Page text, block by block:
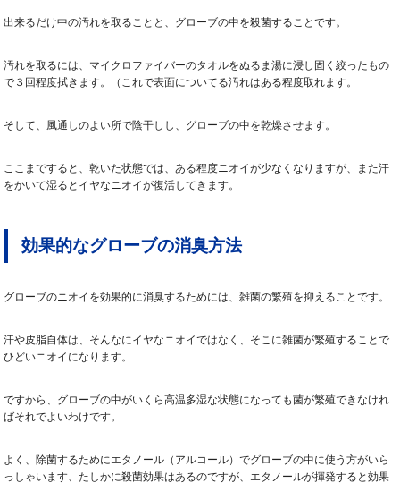
出来るだけ中の汚れを取ることと、グローブの中を殺菌することです。
汚れを取るには、マイクロファイバーのタオルをぬるま湯に浸し固く絞ったもの
で３回程度拭きます。（これで表面についてる汚れはある程度取れます。
そして、風通しのよい所で陰干しし、グローブの中を乾燥させます。
ここまですると、乾いた状態では、ある程度ニオイが少なくなりますが、また汗
をかいて湿るとイヤなニオイが復活してきます。
効果的なグローブの消臭方法
グローブのニオイを効果的に消臭するためには、雑菌の繁殖を抑えることです。
汗や皮脂自体は、そんなにイヤなニオイではなく、そこに雑菌が繁殖することで
ひどいニオイになります。
ですから、グローブの中がいくら高温多湿な状態になっても菌が繁殖できなけれ
ばそれでよいわけです。
よく、除菌するためにエタノール（アルコール）でグローブの中に使う方がいら
っしゃいます、たしかに殺菌効果はあるのですが、エタノールが揮発すると効果